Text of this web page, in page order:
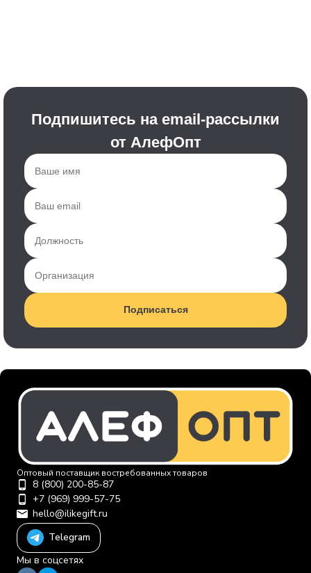
Подпишитесь на email-рассылки
от АлефОпт
Подписаться
Оптовый поставщик востребованных товаров
8 (800) 200-85-87
+7 (969) 999-57-75
hello@ilikegift.ru
Telegram
Мы в соцсетях